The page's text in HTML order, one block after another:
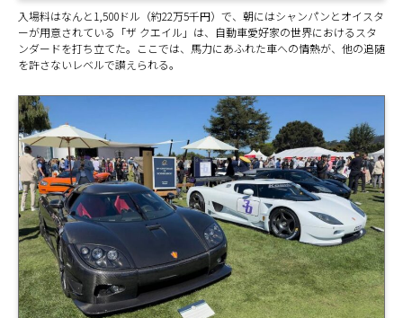
入場料はなんと1,500ドル（約22万5千円）で、朝にはシャンパンとオイスタ
ーが用意されている「ザ クエイル」は、自動車愛好家の世界におけるスタ
ンダードを打ち立てた。ここでは、馬力にあふれた車への情熱が、他の追随
を許さないレベルで讃えられる。